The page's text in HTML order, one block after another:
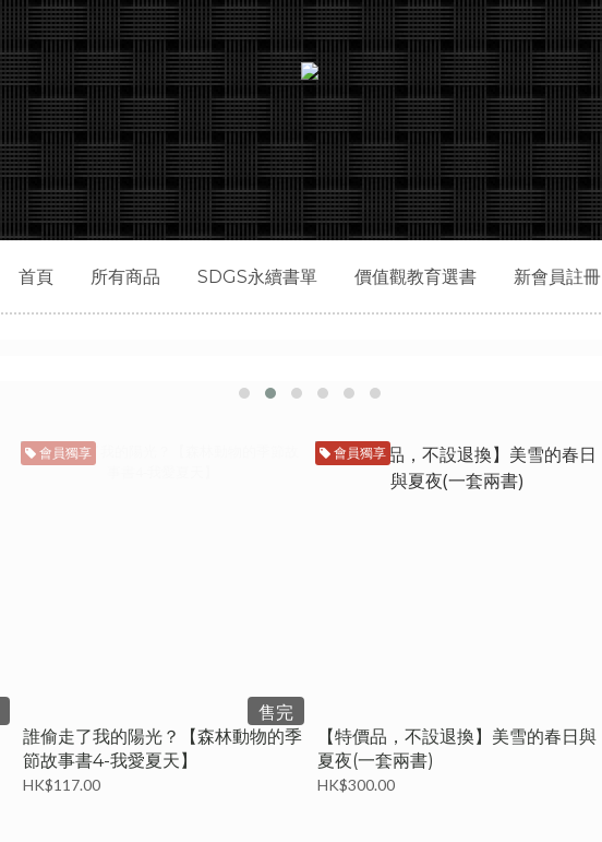
首頁 所有商品 SDGS永續書單 價值觀教育選書 新會員註冊
會員獨享
售完
誰偷走了我的陽光？【森林動物的季
節故事書4-我愛夏天】
HK$117.00
會員獨享
【特價品，不設退換】美雪的春日與
夏夜(一套兩書)
HK$300.00